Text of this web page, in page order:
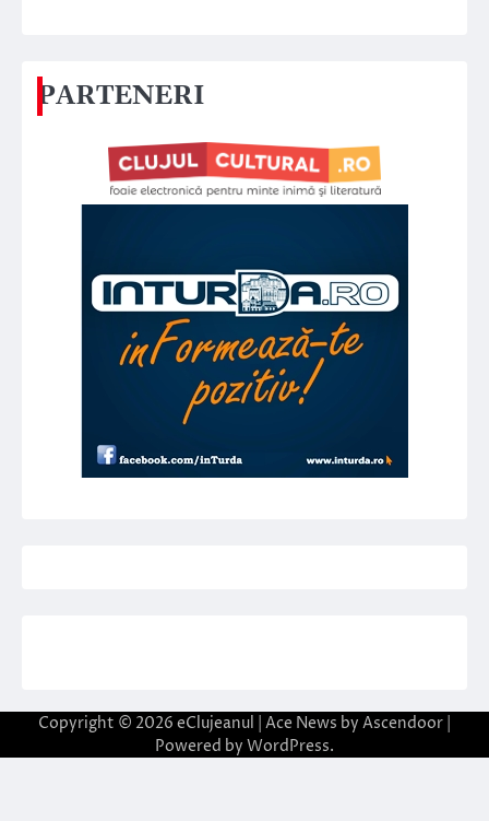
PARTENERI
Copyright © 2026 eClujeanul | Ace News by Ascendoor
Powered by WordPress.